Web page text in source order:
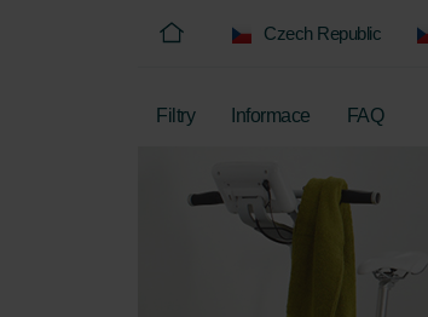
Czech Republic
Filtry Informace FAQ